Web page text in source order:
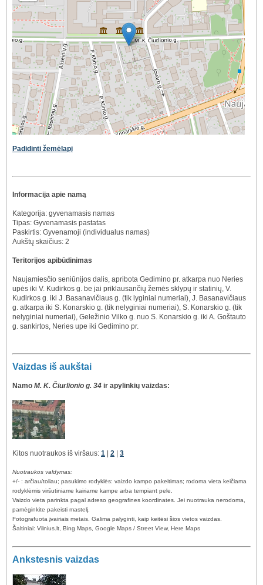
Padidinti žemėlapį
Informacija apie namą
Kategorija: gyvenamasis namas
Tipas: Gyvenamasis pastatas
Paskirtis: Gyvenamoji (individualus namas)
Aukštų skaičius: 2
Teritorijos apibūdinimas
Naujamiesčio seniūnijos dalis, apribota Gedimino pr. atkarpa nuo Neries
upės iki V. Kudirkos g. be jai priklausančių žemės sklypų ir statinių, V.
Kudirkos g. iki J. Basanavičiaus g. (tik lyginiai numeriai), J. Basanavičiaus
g. atkarpa iki S. Konarskio g. (tik nelyginiai numeriai), S. Konarskio g. (tik
nelyginiai numeriai), Geležinio Vilko g. nuo S. Konarskio g. iki A. Goštauto
g. sankirtos, Neries upe iki Gedimino pr.
Vaizdas iš aukštai
Namo M. K. Čiurlionio g. 34 ir apylinkių vaizdas:
Kitos nuotraukos iš viršaus: 1 2 3
Nuotraukos valdymas:
+/- : arčiau/toliau; pasukimo rodyklės: vaizdo kampo pakeitimas; rodoma vieta keičiama
rodyklėmis viršutiniame kairiame kampe arba tempiant pele.
Vaizdo vieta parinkta pagal adreso geografines koordinates. Jei nuotrauka nerodoma,
pamėginkite pakeisti mastelį.
Fotografuota įvairiais metais. Galima palyginti, kaip keitėsi šios vietos vaizdas.
Šaltiniai: Vilnius.lt, Bing Maps, Google Maps / Street View, Here Maps
Ankstesnis vaizdas